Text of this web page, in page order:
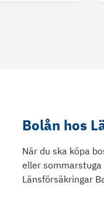
Bolån hos
När du ska köpa
eller sommarstuga
Länsförsäkringar